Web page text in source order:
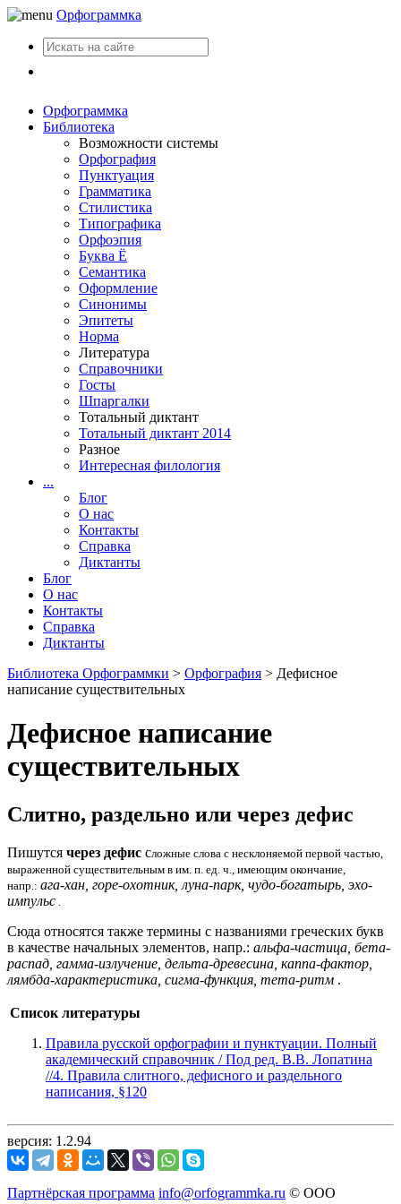
Орфограммка
Орфограммка
Библиотека
Возможности системы
Орфография
Пунктуация
Грамматика
Стилистика
Типографика
Орфоэпия
Буква Ё
Семантика
Оформление
Синонимы
Эпитеты
Норма
Литература
Справочники
Госты
Шпаргалки
Тотальный диктант
Тотальный диктант 2014
Разное
Интересная филология
...
Блог
О нас
Контакты
Справка
Диктанты
Блог
О нас
Контакты
Справка
Диктанты
Библиотека Орфограммки > Орфография > Дефисное
написание существительных
Дефисное написание
существительных
Слитно, раздельно или через дефис
Пишутся через дефис сложные слова с несклоняемой первой частью,
выраженной существительным в им. п. ед. ч., имеющим окончание,
напр.: ага-хан, горе-охотник, луна-парк, чудо-богатырь, эхо-
импульс
Сюда относятся также термины с названиями греческих букв
в качестве начальных элементов, напр.: альфа-частица, бета-
распад, гамма-излучение, дельта-древесина, каппа-фактор,
лямбда-характеристика, сигма-функция, тета-ритм .
Список литературы
Правила русской орфографии и пунктуации. Полный
академический справочник / Под ред. В.В. Лопатина
//4. Правила слитного, дефисного и раздельного
написания, §120
версия: 1.2.94
Партнёрская программа info@orfogrammka.ru © ООО